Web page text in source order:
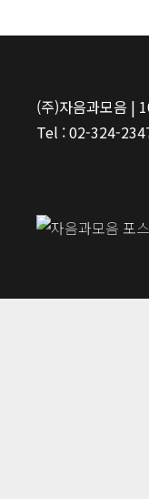
(주)자음과모음 |
Tel : 02-324-